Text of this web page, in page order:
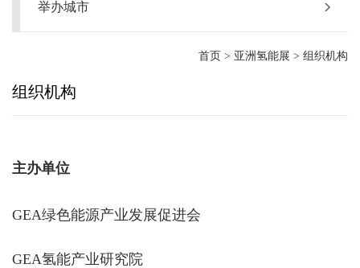
举办城市
首页 > 亚洲氢能展 > 组织机构
组织机构
主办单位
GEA绿色能源产业发展促进会
GEA氢能产业研究院